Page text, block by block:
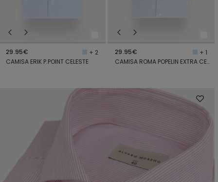
29.95€
+ 2
CAMISA ERIK P.POINT CELESTE
29.95€
+ 1
CAMISA ROMA POPELIN EXTRA CELESTE